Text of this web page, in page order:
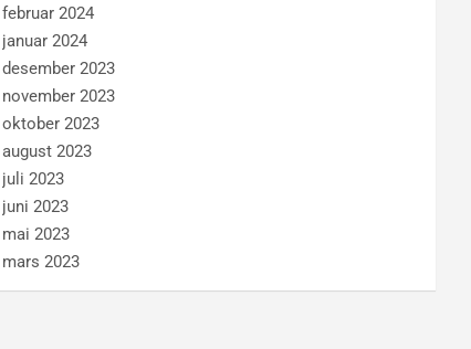
februar 2024
januar 2024
desember 2023
november 2023
oktober 2023
august 2023
juli 2023
juni 2023
mai 2023
mars 2023